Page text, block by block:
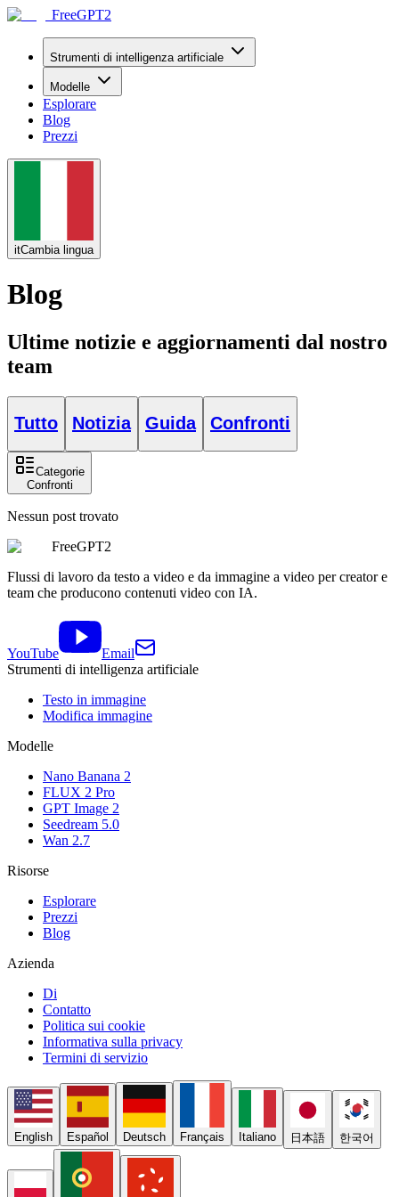
FreeGPT2
Strumenti di intelligenza artificiale
Modelle
Esplorare
Blog
Prezzi
itCambia lingua
Blog
Ultime notizie e aggiornamenti dal nostro
team
Tutto Notizia Guida Confronti
Categorie
Confronti
Nessun post trovato
FreeGPT2
Flussi di lavoro da testo a video e da immagine a video per creator e
team che producono contenuti video con IA.
YouTube
Email
Strumenti di intelligenza artificiale
Testo in immagine
Modifica immagine
Modelle
Nano Banana 2
FLUX 2 Pro
GPT Image 2
Seedream 5.0
Wan 2.7
Risorse
Esplorare
Prezzi
Blog
Azienda
Di
Contatto
Politica sui cookie
Informativa sulla privacy
Termini di servizio
English Español Deutsch Français Italiano 日本語 한국어